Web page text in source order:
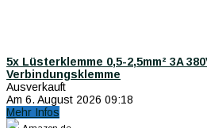
5x Lüsterklemme 0,5-2,5mm² 3A
Verbindungsklemme
Ausverkauft
Am 6. August 2026 09:18
Mehr Infos